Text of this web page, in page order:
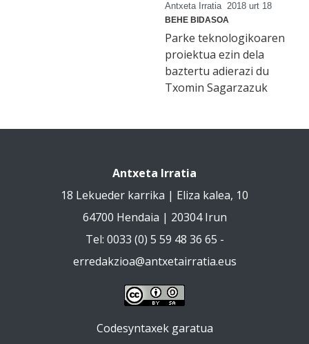
Antxeta Irratia 2018 urt 18
BEHE BIDASOA
Parke teknologikoaren
proiektua ezin dela
baztertu adierazi du
Txomin Sagarzazuk
Antxeta Irratia
18 Lekueder karrika | Eliza kalea, 10
64700 Hendaia | 20304 Irun
Tel: 0033 (0) 5 59 48 36 65 -
erredakzioa@antxetairratia.eus
Codesyntaxek garatua